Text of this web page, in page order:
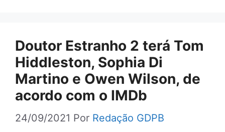
Doutor Estranho 2 terá Tom
Hiddleston, Sophia Di
Martino e Owen Wilson, de
acordo com o IMDb
24/09/2021 Por Redação GDPB